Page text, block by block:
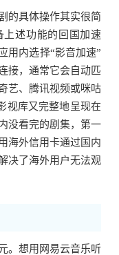
的具体操作其实很简
上述功能的回国加速
用内选择“影音加速”
接，通常它会自动匹
艺、腾讯视频或咪咕
视库又完整地呈现在
没看完的剧集，第一
海外信用卡通过国内
决了海外用户无法观
。想用网易云音乐听